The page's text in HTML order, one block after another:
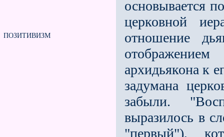
ПОЗИТИВИЗМ
основывается
церковной
отношение
архидьякона к
задумана
забыли.
выразилось в
"первый"),